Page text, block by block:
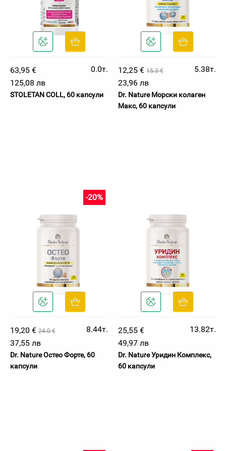
63,95 €
0.0т.
125,08 лв
STOLETAN COLL, 60 капсули
12,25 € 15.3 €
5.38т.
23,96 лв
Dr. Nature Морски колаген
Макс, 60 капсули
19,20 € 24.0 €
-20%
8.44т.
37,55 лв
Dr. Nature Остео Форте, 60
капсули
25,55 €
13.82т.
49,97 лв
Dr. Nature Уридин Комплекс,
60 капсули